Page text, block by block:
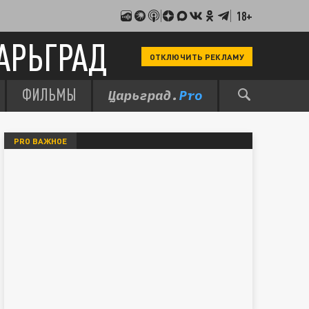
18+
ОТКЛЮЧИТЬ РЕКЛАМУ
ФИЛЬМЫ
PRO ВАЖНОЕ